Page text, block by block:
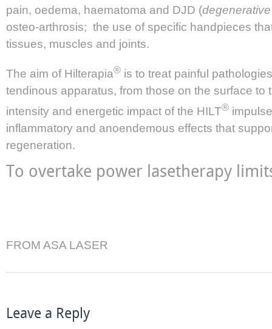
pain, oedema, haematoma and DJD (
osteo-arthrosis; the use of specific handpieces
tissues, muscles and joints.
The aim of Hilterapia® is to treat painful
tendinous apparatus, from those on the surface to
intensity and energetic impact of the HILT®
inflammatory and anoendemous effects that
regeneration.
To overtake power lasetherapy
FROM ASA LASER
Leave a Reply